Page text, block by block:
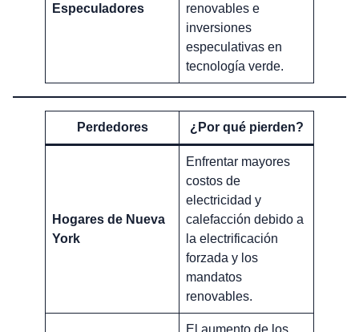
Especuladores
renovables e
inversiones
especulativas en
tecnología verde.
Perdedores ¿Por qué pierden?
Hogares de Nueva
York
Enfrentar mayores
costos de
electricidad y
calefacción debido a
la electrificación
forzada y los
mandatos
renovables.